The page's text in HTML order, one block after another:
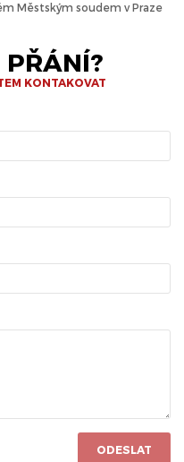
Městským soudem v Praze
PŘÁNÍ?
KONTAKOVAT
ODESLAT